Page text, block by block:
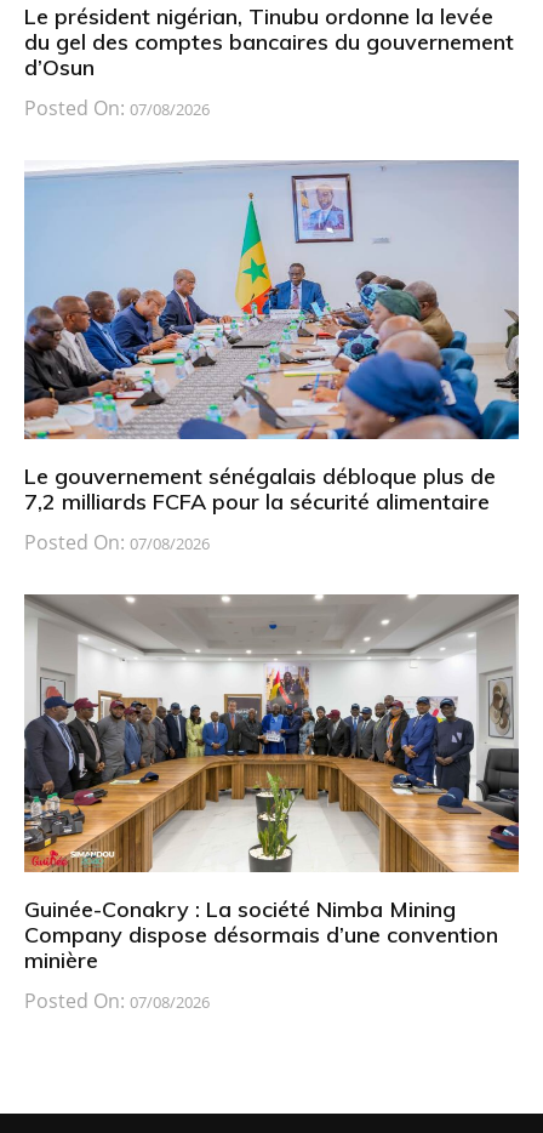
Le président nigérian, Tinubu ordonne la levée
du gel des comptes bancaires du gouvernement
d’Osun
Posted On: 07/08/2026
Le gouvernement sénégalais débloque plus de
7,2 milliards FCFA pour la sécurité alimentaire
Posted On: 07/08/2026
Guinée-Conakry : La société Nimba Mining
Company dispose désormais d’une convention
minière
Posted On: 07/08/2026